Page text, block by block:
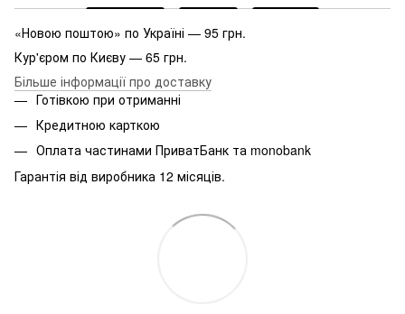
«Новою поштою» по Україні — 95 грн.
Кур'єром по Києву — 65 грн.
Більше інформації про доставку
Готівкою при отриманні
Кредитною карткою
Оплата частинами ПриватБанк та monobank
Гарантія від виробника 12 місяців.